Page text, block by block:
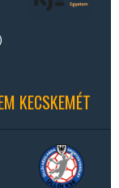
KECSKEMÉT